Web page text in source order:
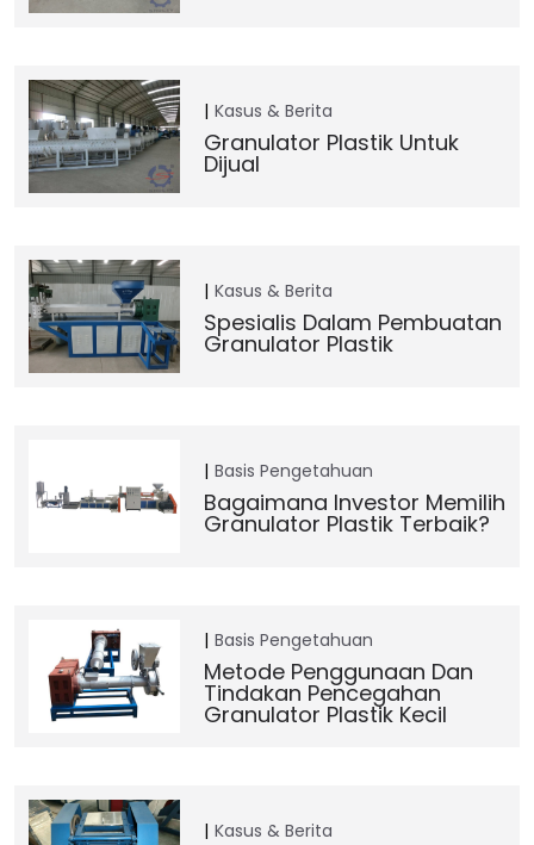
Kasus & Berita
Granulator Plastik Untuk
Dijual
Kasus & Berita
Spesialis Dalam Pembuatan
Granulator Plastik
Basis Pengetahuan
Bagaimana Investor Memilih
Granulator Plastik Terbaik?
Basis Pengetahuan
Metode Penggunaan Dan
Tindakan Pencegahan
Granulator Plastik Kecil
Kasus & Berita